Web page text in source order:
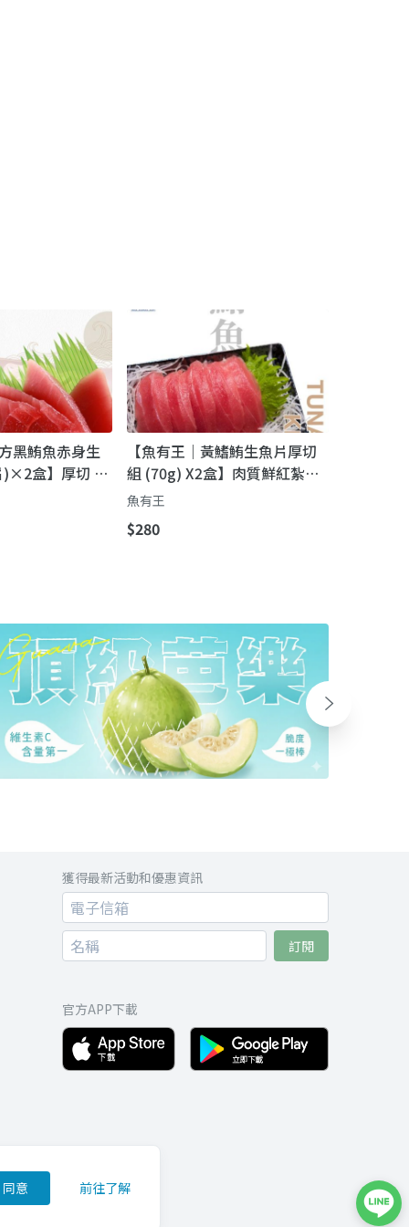
黑鮪魚赤身生
盒】厚切 Q
溫鎖鮮
【魚有王｜黃鰭鮪生魚片厚切
組 (70g) X2盒】肉質鮮紅紮
實・專業超低溫鎖鮮
魚有王
$280
獲得最新活動和優惠資訊
訂閱
官方APP下載
同意 前往了解